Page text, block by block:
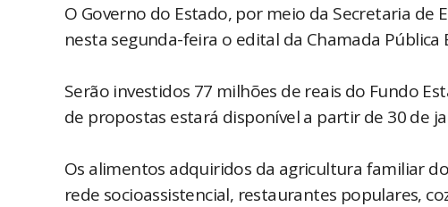
O Governo do Estado, por meio da Secretaria
nesta segunda-feira o edital da Chamada
Serão investidos 77 milhões de reais do Fundo
de propostas estará disponível a partir de 30 de
Os alimentos adquiridos da agricultura familiar
rede socioassistencial, restaurantes populares,